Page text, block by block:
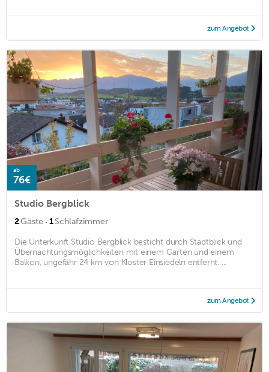
zum Angebot
ab
76€
Studio Bergblick
2Gäste · 1Schlafzimmer
Die Unterkunft Studio Bergblick besticht durch Stadtblick und
Übernachtungsmöglichkeiten mit einem Garten und einem
Balkon, ungefähr 24 km von Kloster Einsiedeln entfernt. ...
zum Angebot